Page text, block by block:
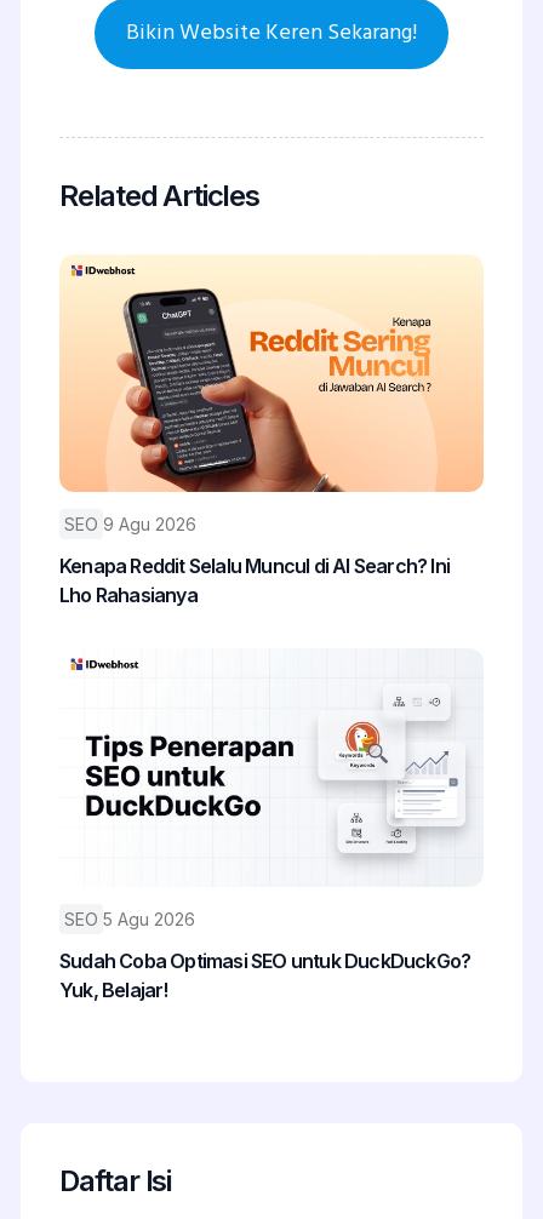
Bikin Website Keren Sekarang!
Related Articles
SEO 9 Agu 2026
Kenapa Reddit Selalu Muncul di AI Search? Ini
Lho Rahasianya
SEO 5 Agu 2026
Sudah Coba Optimasi SEO untuk DuckDuckGo?
Yuk, Belajar!
Daftar Isi